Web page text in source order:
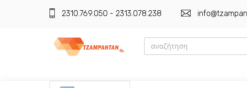
2310.769.050 - 2313.078.238